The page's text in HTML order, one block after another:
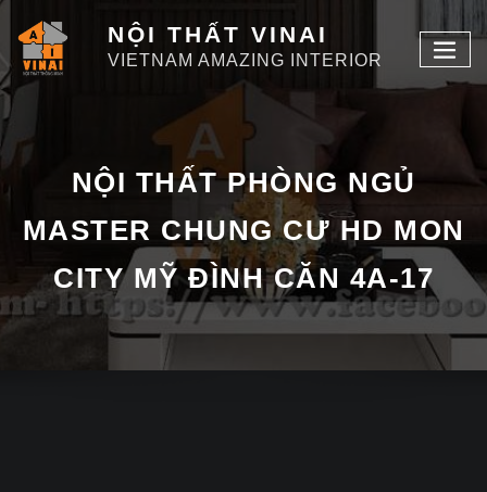
NỘI THẤT VINAI
VIETNAM AMAZING INTERIOR
NỘI THẤT PHÒNG NGỦ
MASTER CHUNG CƯ HD MON
CITY MỸ ĐÌNH CĂN 4A-17